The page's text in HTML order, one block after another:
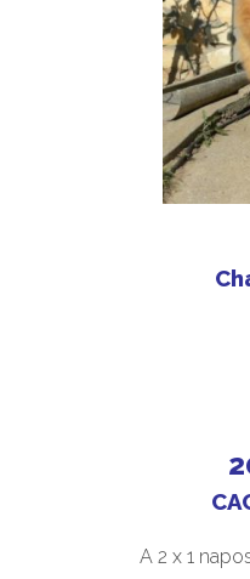
A 2 x 1